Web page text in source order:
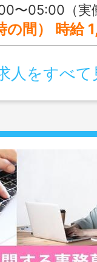
実働8時間） ③22:00〜05:00（実
給 1,240円（21
人をすべて